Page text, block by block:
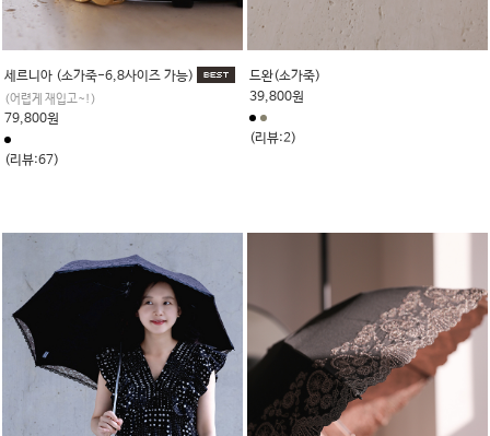
세르니아 (소가죽-6,8사이즈 가능)
(어렵게 재입고~!)
79,800원
(리뷰:67)
드완(소가죽)
39,800원
(리뷰:2)